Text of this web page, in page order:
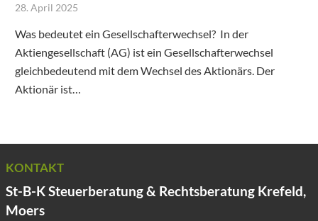
28. April 2025
Was bedeutet ein Gesellschafterwechsel? In der
Aktiengesellschaft (AG) ist ein Gesellschafterwechsel
gleichbedeutend mit dem Wechsel des Aktionärs. Der
Aktionär ist…
KONTAKT
St-B-K Steuerberatung & Rechtsberatung Krefeld,
Moers